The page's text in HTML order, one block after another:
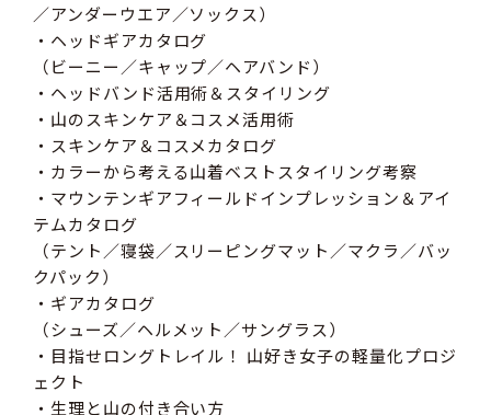
／アンダーウエア／ソックス）
・ヘッドギアカタログ
（ビーニー／キャップ／ヘアバンド）
・ヘッドバンド活用術＆スタイリング
・山のスキンケア＆コスメ活用術
・スキンケア＆コスメカタログ
・カラーから考える山着ベストスタイリング考察
・マウンテンギアフィールドインプレッション＆アイ
テムカタログ
（テント／寝袋／スリーピングマット／マクラ／バッ
クパック）
・ギアカタログ
（シューズ／ヘルメット／サングラス）
・目指せロングトレイル！ 山好き女子の軽量化プロジ
ェクト
・生理と山の付き合い方